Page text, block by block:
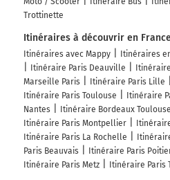
Trottinette
Itinéraires à découvrir en
Itinéraires avec Mappy Itinéraires
Itinéraire Paris Deauville
Marseille Paris
Itinéraire Paris Lille
Itinéraire Paris Toulouse
Itinéraire
Nantes
Itinéraire Bordeaux Toulouse
Itinéraire Paris Montpellier
Itinéraire Paris La Rochelle
Paris Beauvais
Itinéraire Paris
Itinéraire Paris Metz
Itinéraire Paris